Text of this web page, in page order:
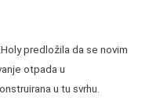
predložila da se novim
otpada u
u tu svrhu.